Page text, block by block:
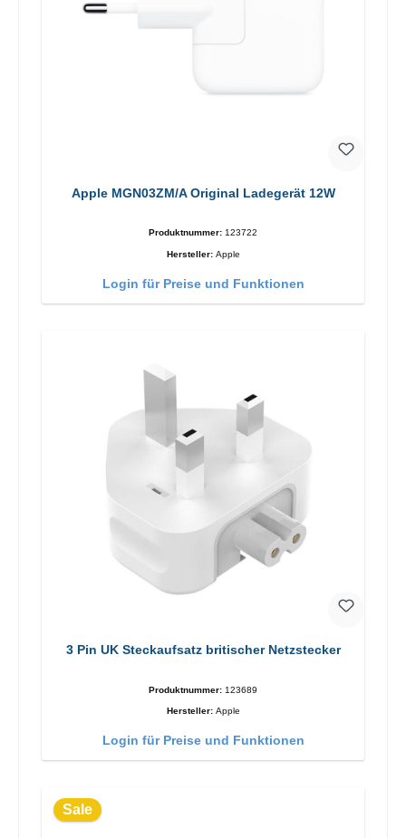
Apple MGN03ZM/A Original Ladegerät 12W
Produktnummer: 123722
Hersteller: Apple
Login für Preise und Funktionen
3 Pin UK Steckaufsatz britischer Netzstecker
Produktnummer: 123689
Hersteller: Apple
Login für Preise und Funktionen
Sale